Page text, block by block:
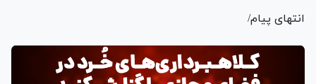
انتهای پیام/